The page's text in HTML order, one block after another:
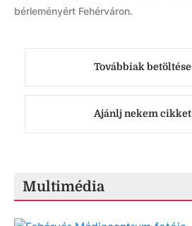
bérleményért Fehérváron.
Továbbiak betöltése
Ajánlj nekem cikket
Multimédia